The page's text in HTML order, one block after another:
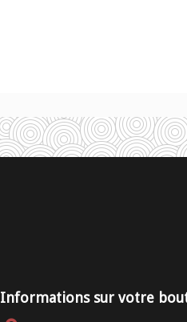
Informations sur votre